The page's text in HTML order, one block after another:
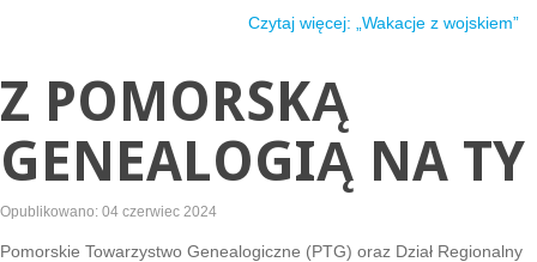
Czytaj więcej: „Wakacje z wojskiem”
Z POMORSKĄ
GENEALOGIĄ NA TY
Opublikowano: 04 czerwiec 2024
Pomorskie Towarzystwo Genealogiczne (PTG) oraz Dział Regionalny